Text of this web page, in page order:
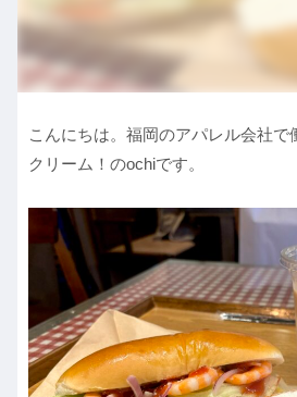
こんにちは。福岡のアパレル会社で
クリーム！のochiです。